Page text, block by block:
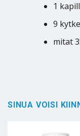
1
9
mitat
SINUA VOISI